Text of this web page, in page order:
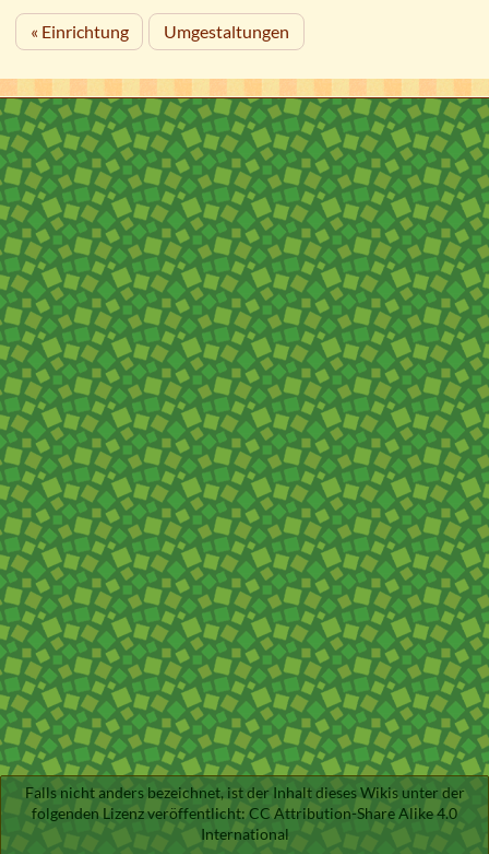
« Einrichtung Umgestaltungen
Falls nicht anders bezeichnet, ist der Inhalt dieses Wikis unter der
folgenden Lizenz veröffentlicht: CC Attribution-Share Alike 4.0
International